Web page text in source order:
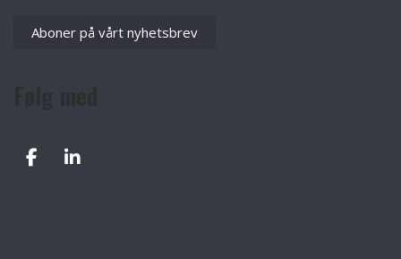
Aboner på vårt nyhetsbrev